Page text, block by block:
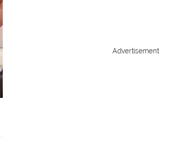
Advertisement